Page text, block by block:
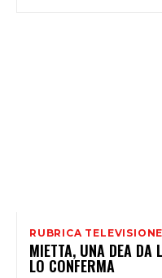
RUBRICA TELEVISIONE
MIETTA, UNA DEA DA
LO CONFERMA